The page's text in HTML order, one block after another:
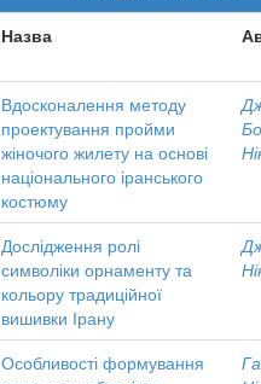
Назва
Вдосконалення методу
проектування пройми
жіночого жилету на основі
національного іранського
костюму
Дослідження ролі
символіки орнаменту та
кольору традиційної
вишивки Ірану
Особливості формування